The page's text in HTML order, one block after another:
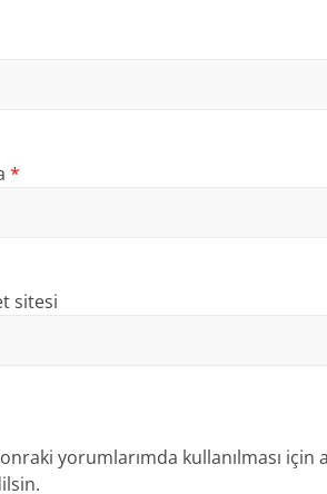
*
sitesi
yorumlarımda kullanılması için